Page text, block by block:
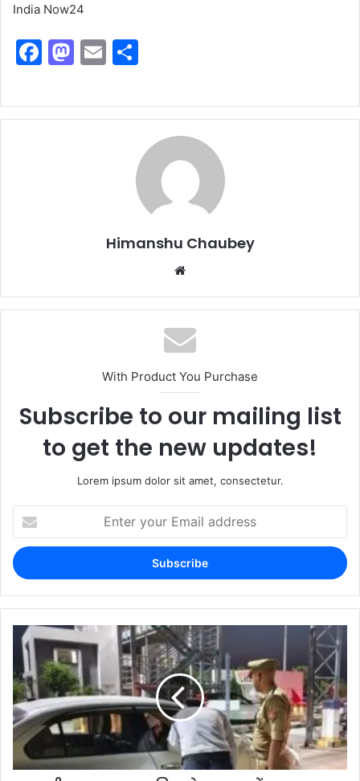
India Now24
F
c
e
M
st
o
E
ai
l
ar
e
Himanshu Chaubey
With Product You Purchase
Subscribe to our mailing list
to get the new updates!
Lorem ipsum dolor sit amet, consectetur.